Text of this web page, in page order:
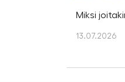
Miksi
13.07.2026